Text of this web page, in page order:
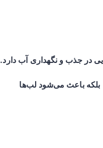
در جذب و نگهداری آب دارد.
بلکه باعث می‌شود لب‌ها